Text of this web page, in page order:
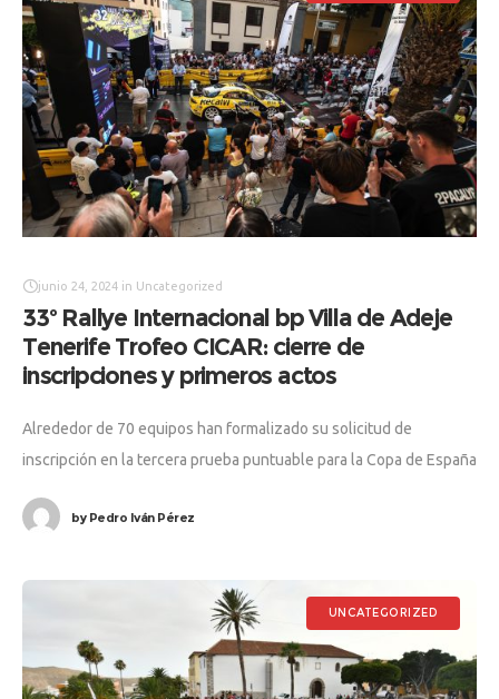
junio 24, 2024 in Uncategorized
33º Rallye Internacional bp Villa de Adeje
Tenerife Trofeo CICAR: cierre de
inscripciones y primeros actos
Alrededor de 70 equipos han formalizado su solicitud de
inscripción en la tercera prueba puntuable para la Copa de España
byPedro Iván Pérez
UNCATEGORIZED